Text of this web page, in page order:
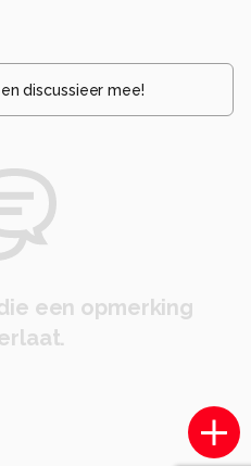
en discussieer mee!
een opmerking